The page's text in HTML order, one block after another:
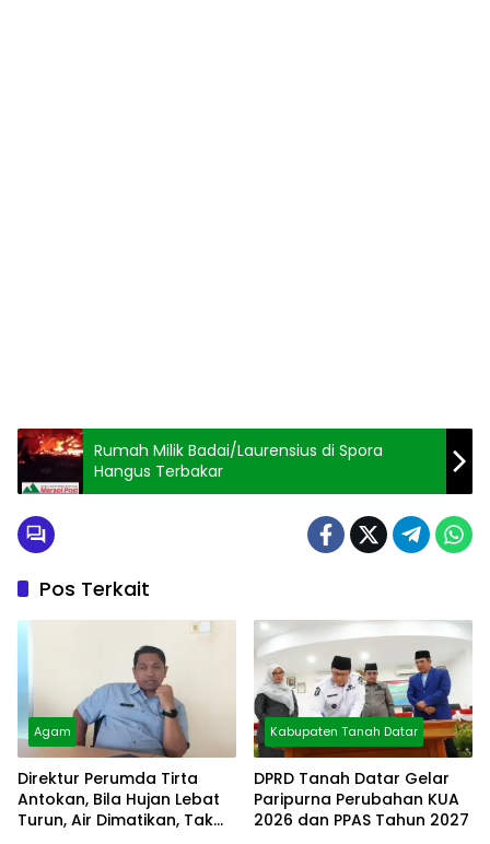
Rumah Milik Badai/Laurensius di Spora
Hangus Terbakar
Pos Terkait
Agam
Direktur Perumda Tirta
Antokan, Bila Hujan Lebat
Turun, Air Dimatikan, Tak
Kabupaten Tanah Datar
DPRD Tanah Datar Gelar
Paripurna Perubahan KUA
2026 dan PPAS Tahun 2027